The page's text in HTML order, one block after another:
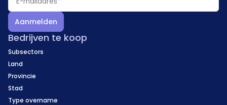
Aanmelden
Bedrijven te koop
Subsectors
Land
Provincie
Stad
Type overname